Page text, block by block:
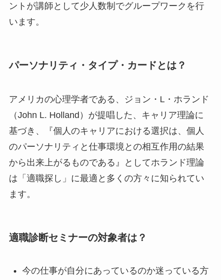
ントが講師として少人数制でグループワークを行
います。
パーソナリティ・タイプ・カードとは？
アメリカの心理学者である、ジョン・L・ホランド
（John L. Holland）が提唱した、キャリア理論に
基づき、『個人のキャリアにおける選択は、個人
のパーソナリティと仕事環境との相互作用の結果
から出来上がるものである』としてホランド理論
は「適職探し」に最適と多くの方々に知られてい
ます。
適職診断セミナーの対象者は？
今の仕事が自分にあっているのか迷っている方